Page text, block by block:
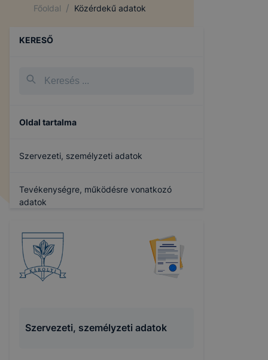
Főoldal / Közérdekű adatok
KERESŐ
Oldal tartalma
Szervezeti, személyzeti adatok
Tevékenységre, működésre vonatkozó
adatok
Gazdálkodási adatok
Archívum
Szervezeti, személyzeti adatok